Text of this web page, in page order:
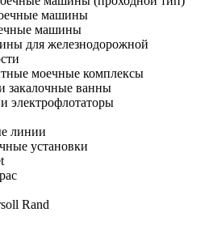
машины
машины
для железнодорожной
моечные комплексы
закалочные ванны
электрофлотаторы
линии
установки
Rand